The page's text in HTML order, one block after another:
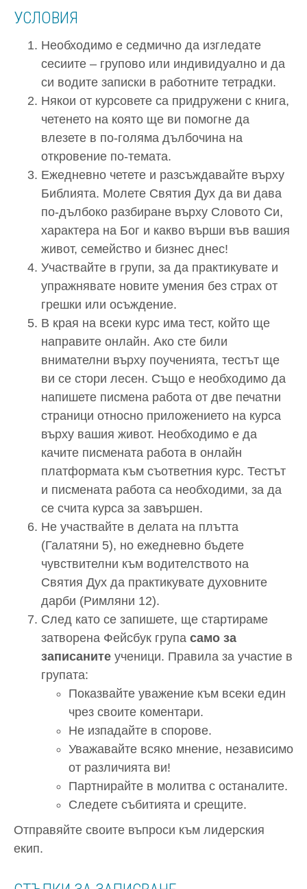
УСЛОВИЯ
Необходимо е седмично да изгледате
сесиите – групово или индивидуално и да
си водите записки в работните тетрадки.
Някои от курсовете са придружени с книга,
четенето на която ще ви помогне да
влезете в по-голяма дълбочина на
откровение по-темата.
Ежедневно четете и разсъждавайте върху
Библията. Молете Святия Дух да ви дава
по-дълбоко разбиране върху Словото Си,
характера на Бог и какво върши във вашия
живот, семейство и бизнес днес!
Участвайте в групи, за да практикувате и
упражнявате новите умения без страх от
грешки или осъждение.
В края на всеки курс има тест, който ще
направите онлайн. Ако сте били
внимателни върху поученията, тестът ще
ви се стори лесен. Също е необходимо да
напишете писмена работа от две печатни
страници относно приложението на курса
върху вашия живот. Необходимо е да
качите писмената работа в онлайн
платформата към съответния курс. Тестът
и писмената работа са необходими, за да
се счита курса за завършен.
Не участвайте в делата на плътта
(Галатяни 5), но ежедневно бъдете
чувствителни към водителството на
Святия Дух да практикувате духовните
дарби (Римляни 12).
След като се запишете, ще стартираме
затворена Фейсбук група само за
записаните ученици. Правила за участие в
групата:
Показвайте уважение към всеки един
чрез своите коментари.
Не изпадайте в спорове.
Уважавайте всяко мнение, независимо
от различията ви!
Партнирайте в молитва с останалите.
Следете събитията и срещите.
Отправяйте своите въпроси към лидерския
екип.